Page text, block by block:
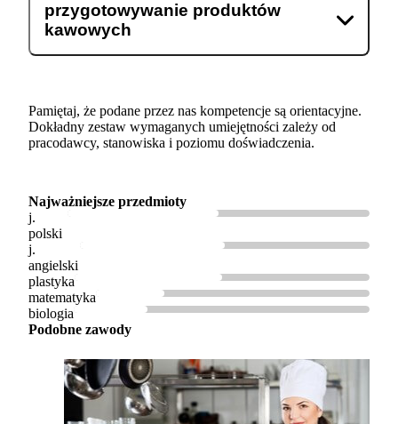
przygotowywanie produktów
kawowych
Pamiętaj, że podane przez nas kompetencje są orientacyjne.
Dokładny zestaw wymaganych umiejętności zależy od
pracodawcy, stanowiska i poziomu doświadczenia.
Najważniejsze przedmioty
j.
polski
j.
angielski
plastyka
matematyka
biologia
Podobne zawody